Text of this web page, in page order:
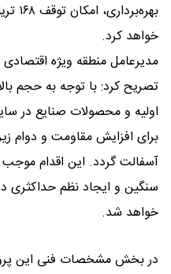
خواهد کرد.
مدیرعامل منطقه ویژه اقتصادی
تصریح کرد: با توجه به حجم
اولیه و محصولات صنایع در
برای افزایش مقاومت و دوام
آسفالت گردد. این اقدام
سنگین و ایجاد نظم حداکثری
خواهد شد.
در بخش مشخصات فنی این